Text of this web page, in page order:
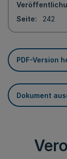
Seite
242
PDF-Version
Dokument